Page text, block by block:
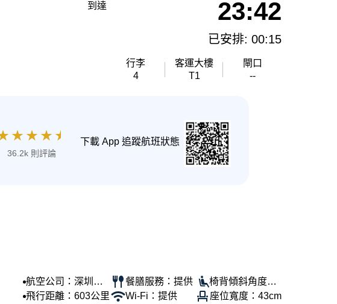
到達 23:42
已安排: 00:15
行李
4
客運大樓
T1
閘口
--
★ ★ ★ ★
36.2k 則評論
下載 App 追蹤航班狀態
航空公司：深圳航
空
飛行距離：603公里
餐膳服務：提供
Wi-Fi：提供
椅背傾斜角度：-
-座位寬度：43cm